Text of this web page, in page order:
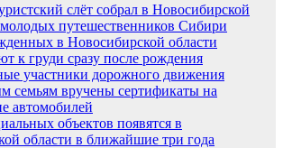
слёт собрал в Новосибирской
путешественников Сибири
в Новосибирской области
к груди сразу после рождения
участники дорожного движения
семьям вручены сертификаты на
автомобилей
объектов появятся в
области в ближайшие три года